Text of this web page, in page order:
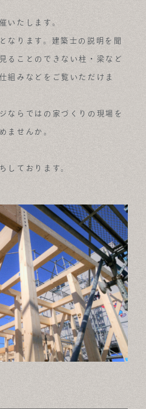
いたします。
なります。建築士の説明を聞
ることのできない柱・梁など
組みなどをご覧いただけま
ならではの家づくりの現場を
ませんか。
しております。